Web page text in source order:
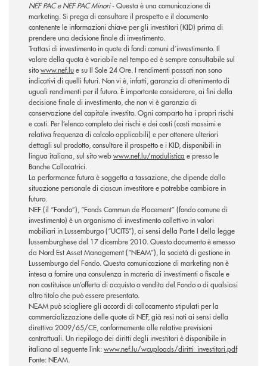
NEF PAC e NEF PAC Minori-Questa è una comunicazione di
marketing. Si prega di consultare il prospetto e il documento
contenente le informazioni chiave per gli investitori (KID) prima di
prendere una decisione finale di investimento.
Trattasi di investimento in quote di fondi comuni d’investimento. Il
valore della quota è variabile nel tempo ed è sempre consultabile sul
sitowww.nef.lue su Il Sole 24 Ore. I rendimenti passati non sono
indicativi di quelli futuri. Non vi è, infatti, garanzia di ottenimento di
uguali rendimenti per il futuro. È importante considerare, ai fini della
decisione finale di investimento, che non vi è garanzia di
conservazione del capitale investito. Ogni comparto ha i propri rischi
e costi. Per l’elenco completo dei rischi e dei costi (costi massimi e
relativa frequenza di calcolo applicabili) e per ottenere ulteriori
dettagli sul prodotto, consultare il prospetto e i KID, disponibili in
lingua italiana, sul sito webwww.nef.lu/modulistica e presso le
Banche Collocatrici.
La performance futura è soggetta a tassazione, che dipende dalla
situazione personale di ciascun investitore e potrebbe cambiare in
futuro.
NEF (il “Fondo”), “Fonds Commun de Placement” (fondo comune di
investimento) è un organismo di investimento collettivo in valori
mobiliari in Lussemburgo (“UCITS”), ai sensi della Parte I della legge
lussemburghese del 17 dicembre 2010. Questo documento è emesso
da Nord Est Asset Management (“NEAM”), la società di gestione in
Lussemburgo del Fondo. Questa comunicazione di marketing non è
intesa a fornire una consulenza in materia di investimenti o fiscale e
non costituisce un’offerta di acquisto o vendita del Fondo o di qualsiasi
altro titolo che può essere presentato.
NEAM può sciogliere gli accordi di collocamento stipulati per la
commercializzazione delle quote di NEF, già resi noti ai sensi della
direttiva 2009/65/CE, conformemente alle relative previsioni
contrattuali. Un riepilogo dei diritti degli investitori è disponibile in
italiano al seguente link:www.nef.lu/wcuploads/diritti_investitori.pdf
Fonte: NEAM.